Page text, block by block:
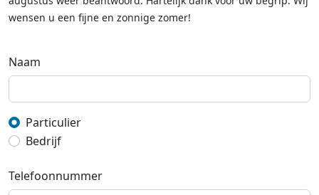
wensen u een fijne en zonnige zomer!
Naam
Particulier
Bedrijf
Telefoonnummer